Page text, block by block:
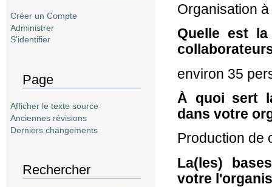
Créer un Compte
Administrer
S'identifier
Page
Afficher le texte source
Anciennes révisions
Derniers changements
Rechercher
Organisation
Quelle est
environ 35
À quoi sert
dans votre
Production de
La(les)
votre